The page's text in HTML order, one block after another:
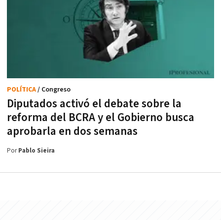
Diputados activó el debate sobre la
reforma del BCRA y el Gobierno busca
aprobarla en dos semanas
POLÍTICA/ Congreso
PorPablo Sieira